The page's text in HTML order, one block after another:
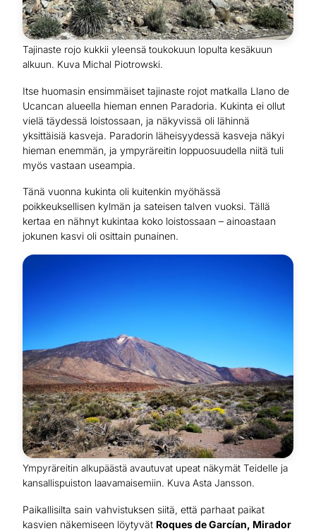
Tajinaste rojo kukkii yleensä toukokuun lopulta kesäkuun
alkuun. Kuva Michal Piotrowski.
Itse huomasin ensimmäiset tajinaste rojot matkalla Llano de
Ucancan alueella hieman ennen Paradoria. Kukinta ei ollut
vielä täydessä loistossaan, ja näkyvissä oli lähinnä
yksittäisiä kasveja. Paradorin läheisyydessä kasveja näkyi
hieman enemmän, ja ympyräreitin loppuosuudella niitä tuli
myös vastaan useampia.
Tänä vuonna kukinta oli kuitenkin myöhässä
poikkeuksellisen kylmän ja sateisen talven vuoksi. Tällä
kertaa en nähnyt kukintaa koko loistossaan – ainoastaan
jokunen kasvi oli osittain punainen.
Ympyräreitin alkupäästä avautuvat upeat näkymät Teidelle ja
kansallispuiston laavamaisemiin. Kuva Asta Jansson.
Paikallisilta sain vahvistuksen siitä, että parhaat paikat
kasvien näkemiseen löytyvät Roques de Garcían, Mirador